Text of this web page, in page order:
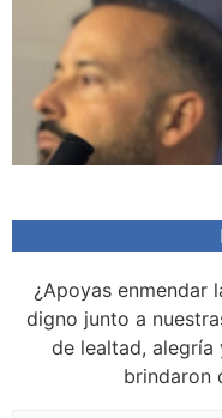
¿Apoyas enmendar
digno junto a
de lealtad, alegría
brindaron